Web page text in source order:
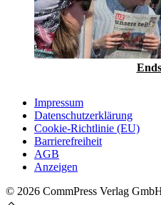
Impressum
Datenschutzerklärung
Cookie-Richtlinie (EU)
Barrierefreiheit
AGB
Anzeigen
© 2026 CommPress Verlag